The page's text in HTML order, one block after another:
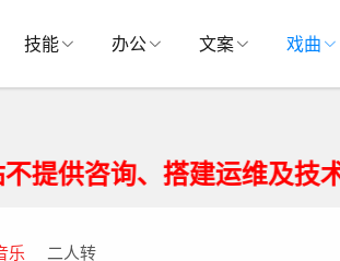
技能 办公 文案 戏曲
咨询、搭建运维及技术解
乐 二人转